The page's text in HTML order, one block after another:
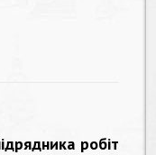
робіт